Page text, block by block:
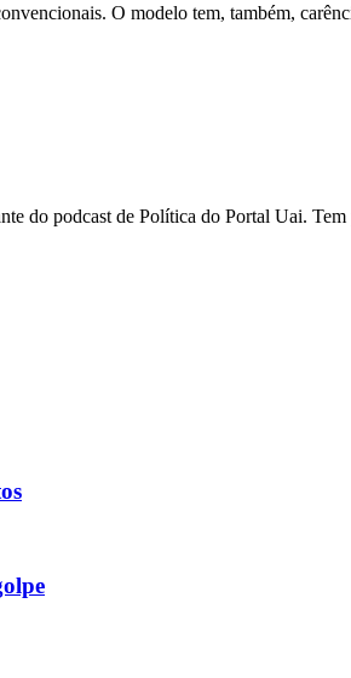
O modelo tem, também,
do podcast de Política do Portal Uai. Tem